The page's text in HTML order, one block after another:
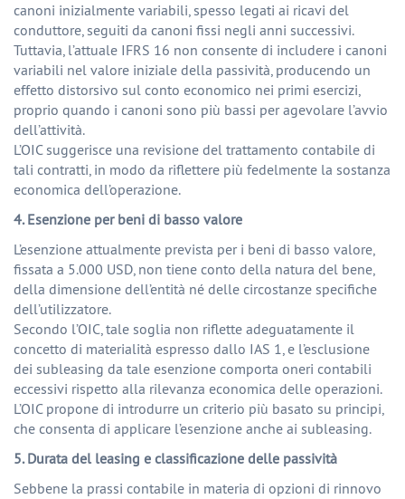
canoni inizialmente variabili, spesso legati ai ricavi del
conduttore, seguiti da canoni fissi negli anni successivi.
Tuttavia, l’attuale IFRS 16 non consente di includere i canoni
variabili nel valore iniziale della passività, producendo un
effetto distorsivo sul conto economico nei primi esercizi,
proprio quando i canoni sono più bassi per agevolare l’avvio
dell’attività.
L’OIC suggerisce una revisione del trattamento contabile di
tali contratti, in modo da riflettere più fedelmente la sostanza
economica dell’operazione.
4. Esenzione per beni di basso valore
L’esenzione attualmente prevista per i beni di basso valore,
fissata a 5.000 USD, non tiene conto della natura del bene,
della dimensione dell’entità né delle circostanze specifiche
dell’utilizzatore.
Secondo l’OIC, tale soglia non riflette adeguatamente il
concetto di materialità espresso dallo IAS 1, e l’esclusione
dei subleasing da tale esenzione comporta oneri contabili
eccessivi rispetto alla rilevanza economica delle operazioni.
L’OIC propone di introdurre un criterio più basato su principi,
che consenta di applicare l’esenzione anche ai subleasing.
5. Durata del leasing e classificazione delle passività
Sebbene la prassi contabile in materia di opzioni di rinnovo